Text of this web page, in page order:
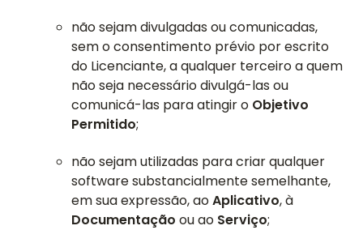
não sejam divulgadas ou comunicadas,
sem o consentimento prévio por escrito
do Licenciante, a qualquer terceiro a quem
não seja necessário divulgá-las ou
comunicá-las para atingir o Objetivo
Permitido;
não sejam utilizadas para criar qualquer
software substancialmente semelhante,
em sua expressão, aoAplicativo, à
Documentação ou ao Serviço;